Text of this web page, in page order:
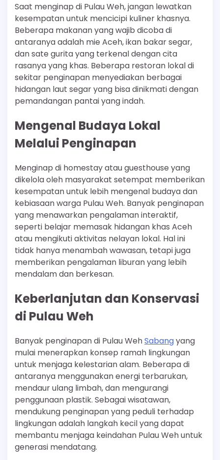
Saat menginap di Pulau Weh, jangan lewatkan
kesempatan untuk mencicipi kuliner khasnya.
Beberapa makanan yang wajib dicoba di
antaranya adalah mie Aceh, ikan bakar segar,
dan sate gurita yang terkenal dengan cita
rasanya yang khas. Beberapa restoran lokal di
sekitar penginapan menyediakan berbagai
hidangan laut segar yang bisa dinikmati dengan
pemandangan pantai yang indah.
Mengenal Budaya Lokal
Melalui Penginapan
Menginap di homestay atau guesthouse yang
dikelola oleh masyarakat setempat memberikan
kesempatan untuk lebih mengenal budaya dan
kebiasaan warga Pulau Weh. Banyak penginapan
yang menawarkan pengalaman interaktif,
seperti belajar memasak hidangan khas Aceh
atau mengikuti aktivitas nelayan lokal. Hal ini
tidak hanya menambah wawasan, tetapi juga
memberikan pengalaman liburan yang lebih
mendalam dan berkesan.
Keberlanjutan dan Konservasi
di Pulau Weh
Banyak penginapan di Pulau WehSabangyang
mulai menerapkan konsep ramah lingkungan
untuk menjaga kelestarian alam. Beberapa di
antaranya menggunakan energi terbarukan,
mendaur ulang limbah, dan mengurangi
penggunaan plastik. Sebagai wisatawan,
mendukung penginapan yang peduli terhadap
lingkungan adalah langkah kecil yang dapat
membantu menjaga keindahan Pulau Weh untuk
generasi mendatang.